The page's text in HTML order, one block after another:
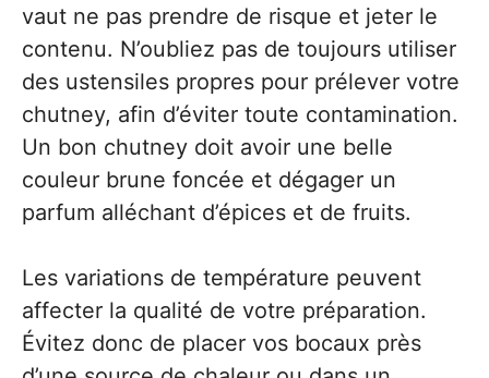
vaut ne pas prendre de risque et jeter le
contenu. N’oubliez pas de toujours utiliser
des ustensiles propres pour prélever votre
chutney, afin d’éviter toute contamination.
Un bon chutney doit avoir une belle
couleur brune foncée et dégager un
parfum alléchant d’épices et de fruits.
Les variations de température peuvent
affecter la qualité de votre préparation.
Évitez donc de placer vos bocaux près